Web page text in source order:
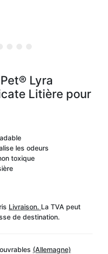
Lyra
Litière pour
les odeurs
toxique
Livraison. La TVA peut
de destination.
(Allemagne)